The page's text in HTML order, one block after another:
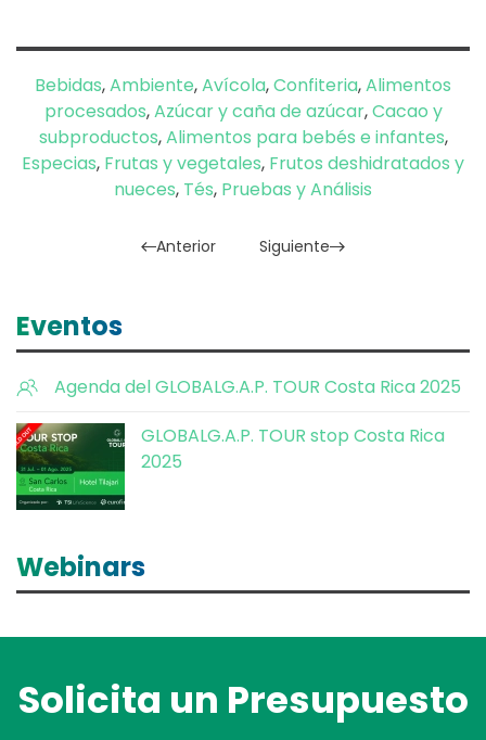
Bebidas,Ambiente,Avícola,Confiteria,Alimentos
procesados,Azúcar y caña de azúcar,Cacao y
subproductos,Alimentos para bebés e infantes,
Especias, Frutas y vegetales, Frutos deshidratados y
nueces, Tés, Pruebas y Análisis
Anterior Siguiente
Eventos
Agenda del GLOBALG.A.P. TOUR Costa Rica 2025
GLOBALG.A.P. TOUR stop Costa Rica
2025
Webinars
Solicita un Presupuesto